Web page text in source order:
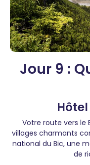
Jour 9 :
Votre route vers le
villages charmants
national du Bic, une
de